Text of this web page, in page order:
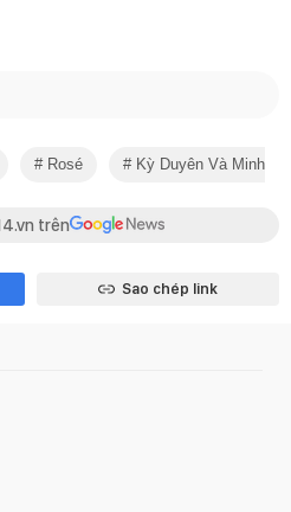
Rosé Kỳ Duyên Và Minh
trên
Sao chép link